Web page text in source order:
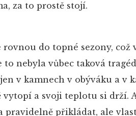
za to prostě stojí.
do topné sezony, což
to nebyla vůbec taková
v kamnech v obýváku a v
vytopí a svoji teplotu si drží.
pravidelně přikládat, ale